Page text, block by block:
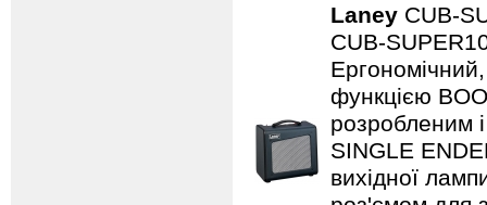
Laney CUB-
CUB-
функцією
розробленим
SINGLE
вихідної